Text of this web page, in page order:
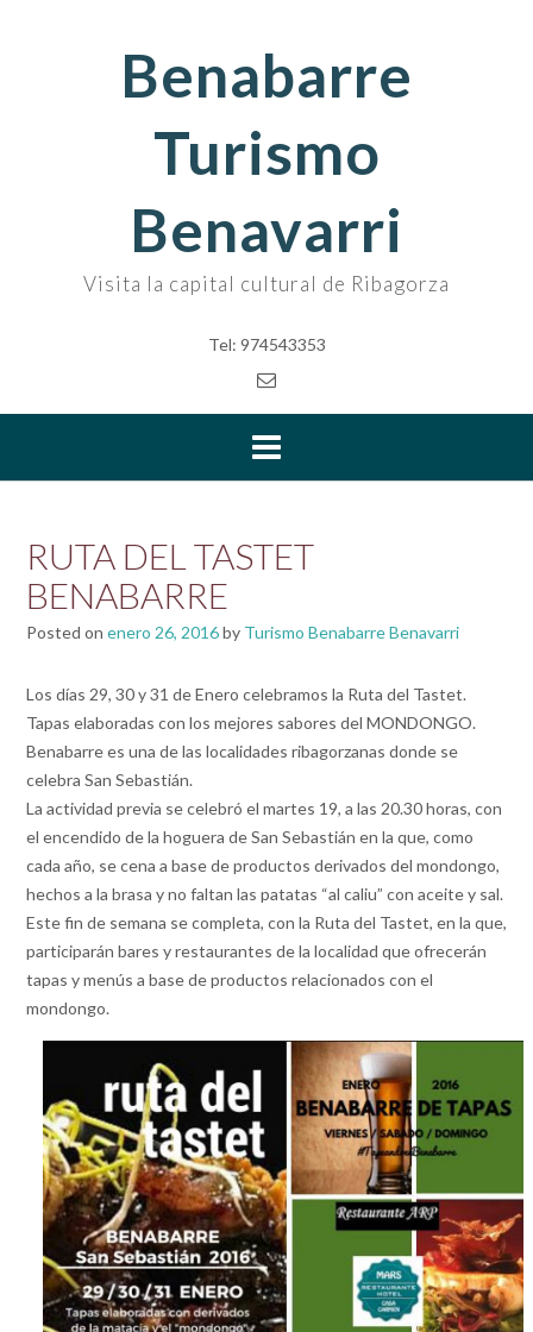
Benabarre
Turismo
Benavarri
Visita la capital cultural de Ribagorza
Tel: 974543353
RUTA DEL TASTET
BENABARRE
Posted on enero 26, 2016by Turismo Benabarre Benavarri
Los días 29, 30 y 31 de Enero celebramos la Ruta del Tastet.
Tapas elaboradas con los mejores sabores del MONDONGO.
Benabarre es una de las localidades ribagorzanas donde se
celebra San Sebastián.
La actividad previa se celebró el martes 19, a las 20.30 horas, con
el encendido de la hoguera de San Sebastián en la que, como
cada año, se cena a base de productos derivados del mondongo,
hechos a la brasa y no faltan las patatas “al caliu” con aceite y sal.
Este fin de semana se completa, con la Ruta del Tastet, en la que,
participarán bares y restaurantes de la localidad que ofrecerán
tapas y menús a base de productos relacionados con el
mondongo.